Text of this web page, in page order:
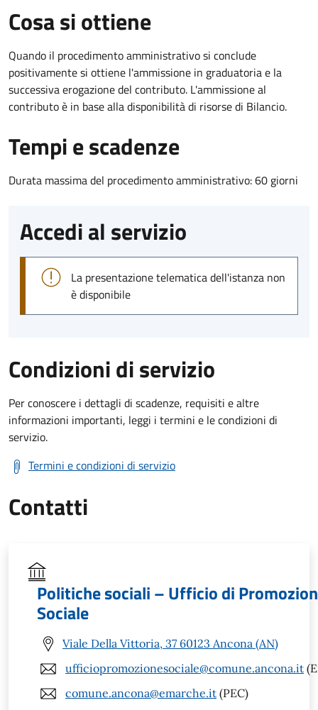
Cosa si ottiene
Quando il procedimento amministrativo si conclude
positivamente si ottiene l'ammissione in graduatoria e la
successiva erogazione del contributo. L'ammissione al
contributo è in base alla disponibilità di risorse di Bilancio.
Tempi e scadenze
Durata massima del procedimento amministrativo: 60 giorni
Accedi al servizio
La presentazione telematica dell'istanza non
è disponibile
Condizioni di servizio
Per conoscere i dettagli di scadenze, requisiti e altre
informazioni importanti, leggi i termini e le condizioni di
servizio.
Termini e condizioni di servizio
Contatti
Politiche sociali – Ufficio di
Sociale
Viale Della Vittoria, 37 60123 Ancona (AN)
ufficiopromozionesociale@comune.ancona.it
comune.ancona@emarche.it (PEC)